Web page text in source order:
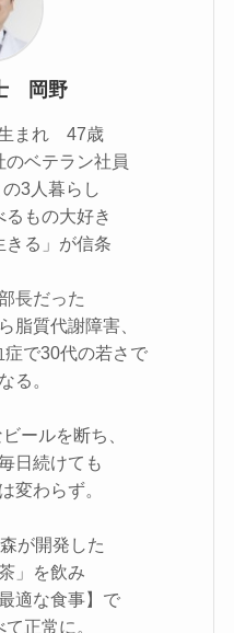
岡野
まれ 47歳
ベテラン社員
3人暮らし
るもの大好き
きる」が信条
長だった
脂質代謝障害、
症で30代の若さで
る。
ールを断ち、
日続けても
変わらず。
が開発した
」を飲み
適な食事】で
正常に。